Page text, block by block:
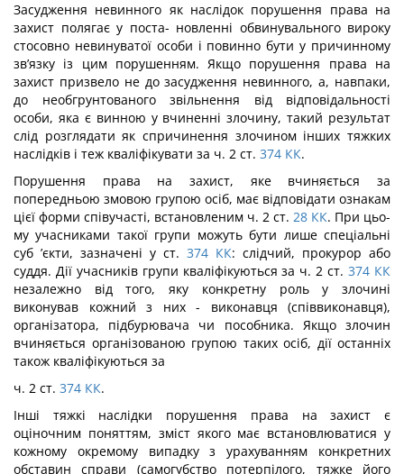
Засудження невинного як наслідок порушення права на
захист полягає у поста- новленні обвинувального вироку
стосовно невинуватої особи і повинно бути у при­чинному
зв’язку із цим порушенням. Якщо порушення права на
захист призвело не до засудження невинного, а, навпаки,
до необгрунтованого звільнення від відповідаль­ності
особи, яка є винною у вчиненні злочину, такий результат
слід розглядати як спричинення злочином інших тяжких
наслідків і теж кваліфікувати за ч. 2 ст. 374 КК.
Порушення права на захист, яке вчиняється за
попередньою змовою групою осіб, має відповідати ознакам
цієї форми співучасті, встановленим ч. 2 ст. 28 КК. При цьо­
му учасниками такої групи можуть бути лише спеціальні
суб ’єкти, зазначені у ст. 374 КК: слідчий, прокурор або
суддя. Дії учасників групи кваліфікуються за ч. 2 ст. 374 КК
незалежно від того, яку конкретну роль у злочині
виконував кожний з них - ви­конавця (співвиконавця),
організатора, підбурювача чи пособника. Якщо злочин
вчиняється організованою групою таких осіб, дії останніх
також кваліфікуються за
ч. 2 ст. 374 КК.
Інші тяжкі наслідки порушення права на захист є
оціночним поняттям, зміст якого має встановлюватися у
кожному окремому випадку з урахуванням конкретних
обставин справи (самогубство потерпілого, тяжке його